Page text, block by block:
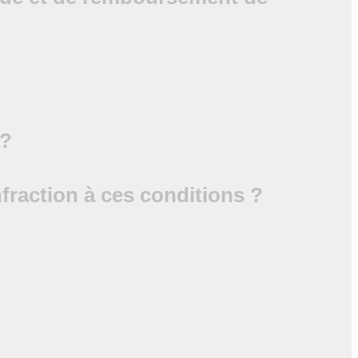
à ces conditions ?